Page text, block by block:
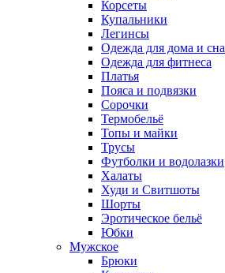
Корсеты
Купальники
Легинсы
Одежда для дома и сна
Одежда для фитнеса
Платья
Пояса и подвязки
Сорочки
Термобельё
Топы и майки
Трусы
Футболки и водолазки
Халаты
Худи и Свитшоты
Шорты
Эротическое бельё
Юбки
Мужское
Брюки